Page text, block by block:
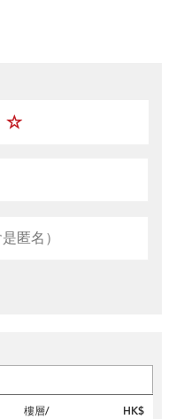
樓層/
HK$